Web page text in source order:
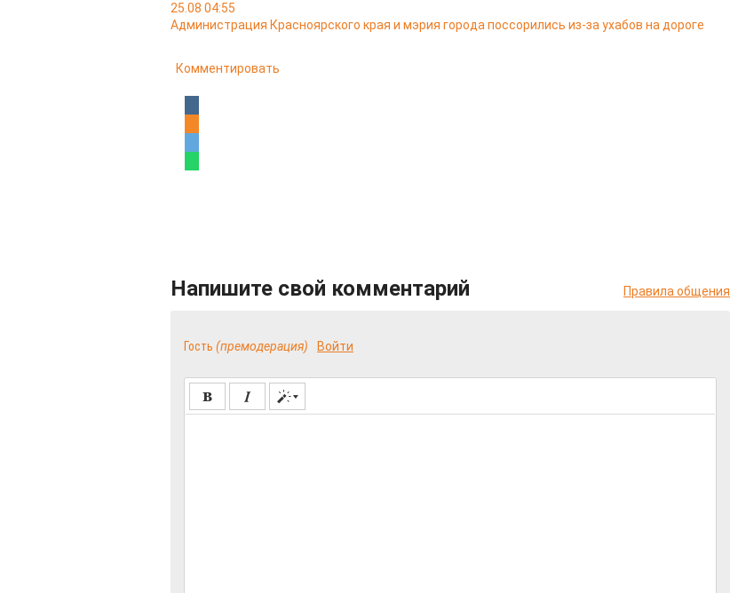
25.08 04:55
Администрация Красноярского края и мэрия города поссорились из-за ухабов на дороге
Комментировать
Напишите свой комментарий Правила общения
Гость (премодерация) Войти